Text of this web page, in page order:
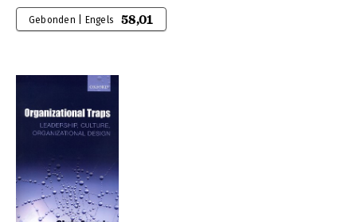
Gebonden | Engels 58,01